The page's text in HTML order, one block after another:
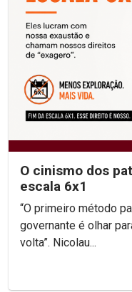
O cinismo dos
escala 6x1
“O primeiro método
governante é olhar
volta”. Nicolau...